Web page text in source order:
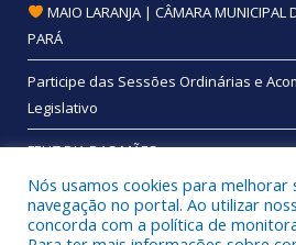
MAIO LARANJA | CÂMARA MUNICIPAL
PARÁ
Participe das Sessões Ordinárias e
Legislativo
FELIZ DIA DAS MÃES
Nós usamos cookies para melhorar
navegação no portal. Ao utilizar
concorda com a política de